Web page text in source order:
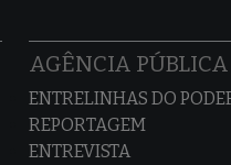
AGÊNCIA PÚBLICA
ENTRELINHAS DO
REPORTAGEM
ENTREVISTA